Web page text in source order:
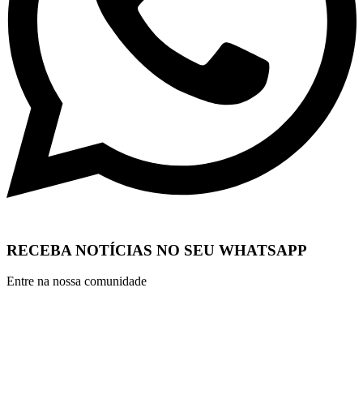
RECEBA NOTÍCIAS NO SEU WHATSAPP
Entre na nossa comunidade